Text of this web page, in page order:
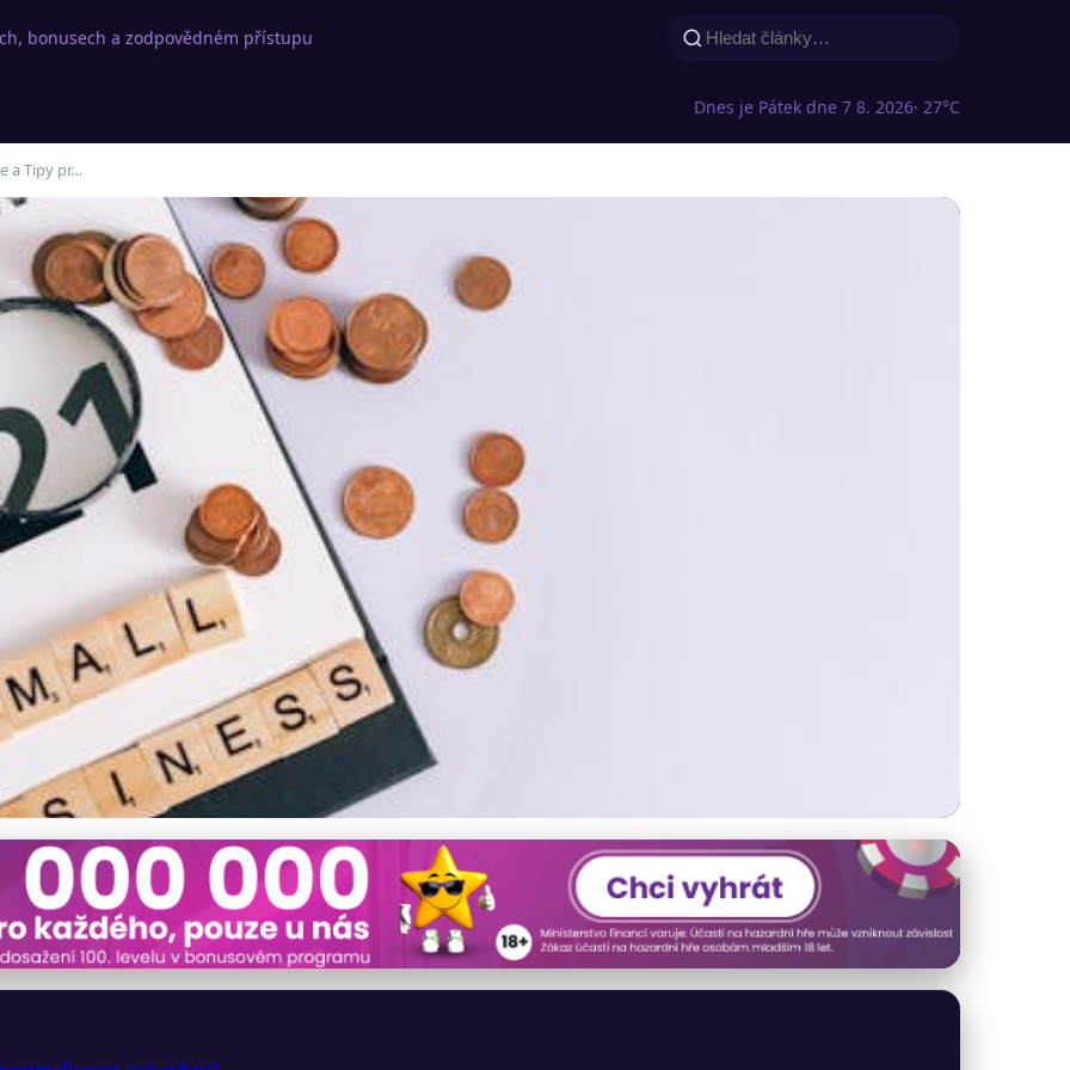
bonusech a zodpovědném přístupu
Dnes je Pátek dne 7 8. 2026· 27°C
a Tipy pr…
Zisk v Keno: Nejlepší Strategie a Tipy pro